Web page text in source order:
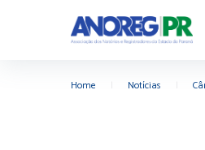
Home Notícias